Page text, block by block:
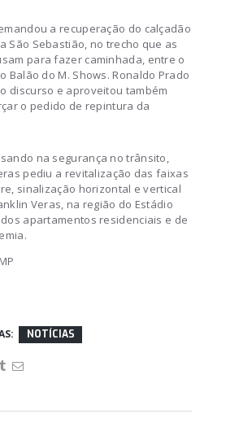
a recuperação do calçadão
São Sebastião, no trecho que as
para fazer caminhada, entre o
Balão do M. Shows. Ronaldo Prado
discurso e aproveitou também
o pedido de repintura da
na segurança no trânsito,
pediu a revitalização das faixas
sinalização horizontal e vertical
Veras, na região do Estádio
apartamentos residenciais e de
NOTÍCIAS